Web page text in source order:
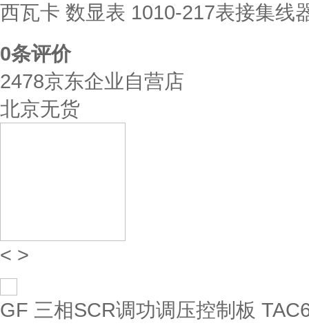
西瓦卡 数显表 1010-217表接集线
0条评价
2478京东企业自营店
北京无货
< >
GF 三相SCR调功调压控制板